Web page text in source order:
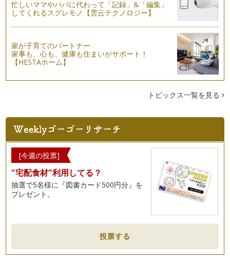
前回は、クローゼットの整理収納法～基本ステップ１「全部出
す」をお伝えしました。 今…
クローゼットの整理収納法~基本ステップ１「全部出す」
少しずつではありますが、ようやく春を感じさせてくれる陽気
になりました。 暖かくなる…
子供のお片づけ促進法①
子供は散らかすことがお仕事！というくらい、ママにとっては
あっという間に部屋をおもちゃだらけ…
自分にとって必要なモノを選び抜く力
私たちは、「便利な世の中だよね。」とわざわざ口にすること
がないほど、当たり前のように「モノ…
「俯瞰」することの大切さ
寒さが一層増しておりますが、皆様体調はいかがでしょうか？
自宅を「心地よい」空間にするためには？
第1回目は、自宅を「心地よい」空間にするためには？という
テーマでお届けします。 そ…
忙しいママやパパに代わって「記録」&「編集」
してくれるスグレモノ【雲云テクノロジー】
家が子育てのパートナー
家事も、心も、健康も住まいがサポート！
【HESTAホーム】
トピックス一覧を見る
[今週の投票]
"宅配食材"利用してる？
抽選で5名様に『図書カード500円分』を
プレゼント。
投票する